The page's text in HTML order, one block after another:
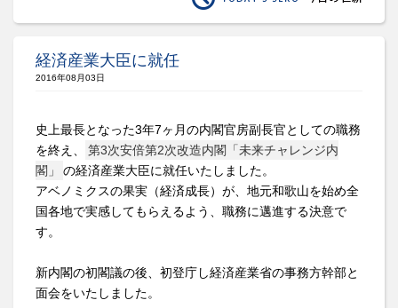
経済産業大臣に就任
2016年08月03日
史上最長となった3年7ヶ月の内閣官房副長官としての職務
を終え、
第3次安倍第2次改造内閣「未来チャレンジ内
閣」
の経済産業大臣に就任いたしました。
アベノミクスの果実（経済成長）が、地元和歌山を始め全
国各地で実感してもらえるよう、職務に邁進する決意で
す。
新内閣の初閣議の後、初登庁し経済産業省の事務方幹部と
面会をいたしました。